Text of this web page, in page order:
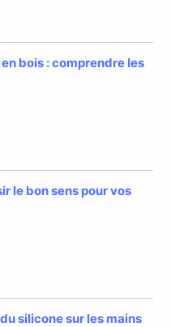
bois : comprendre les
le bon sens pour vos
silicone sur les mains